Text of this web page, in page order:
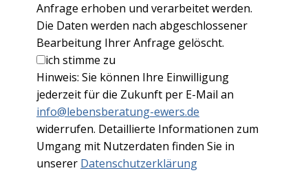
Anfrage erhoben und verarbeitet werden.
Die Daten werden nach abgeschlossener
Bearbeitung Ihrer Anfrage gelöscht.
ich stimme zu
Hinweis: Sie können Ihre Einwilligung
jederzeit für die Zukunft per E-Mail an
info@lebensberatung-ewers.de
widerrufen. Detaillierte Informationen zum
Umgang mit Nutzerdaten finden Sie in
unserer Datenschutzerklärung